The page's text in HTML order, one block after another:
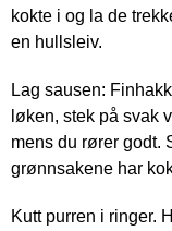
kokte i og la de
en hullsleiv.
Lag sausen:
løken, stek på svak
mens du rører godt.
grønnsakene har
Kutt purren i ringer.